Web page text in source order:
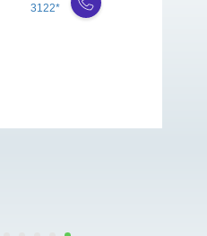
*3122